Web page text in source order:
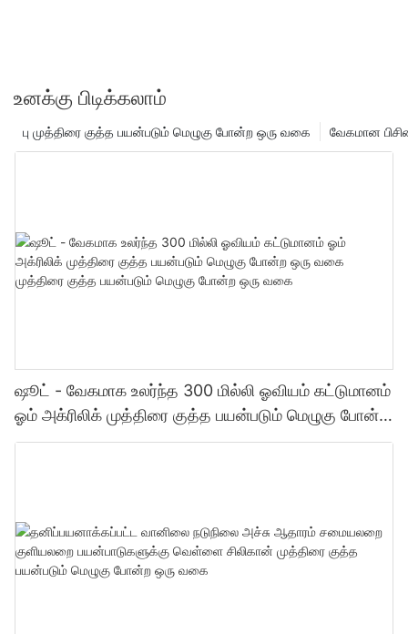
உனக்கு பிடிக்கலாம்
வேகமான
பு முத்திரை குத்த பயன்படும் மெழுகு போன்ற ஒரு வகை
ஷூட் - வேகமாக உலர்ந்த 300 மில்லி ஓவியம் கட்டுமானம்
ஓம் அக்ரிலிக் முத்திரை குத்த பயன்படும் மெழுகு போன்ற
ஒரு வகை முத்திரை குத்த பயன்படும் மெழுகு போன்ற